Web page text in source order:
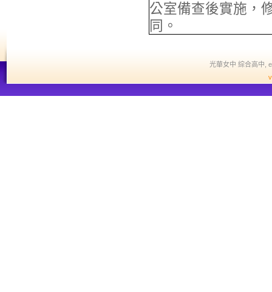
公室備查後實施，
同。
光華女中 綜合高中,